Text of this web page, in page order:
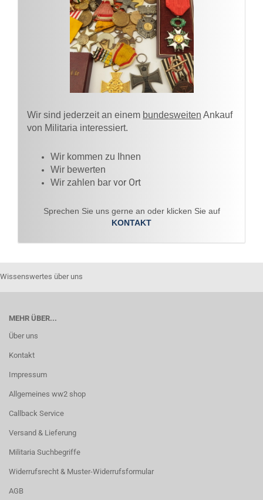
Wir sind jederzeit an einem bundesweiten Ankauf
von Militaria interessiert.
Wir kommen zu Ihnen​
Wir bewerten
Wir zahlen bar vor Ort
Sprechen Sie uns gerne an oder klicken Sie auf
KONTAKT
Wissenswertes über uns
MEHR ÜBER...
Über uns
Kontakt
Impressum
Allgemeines ww2 shop
Callback Service
Versand & Lieferung
Militaria Suchbegriffe
Widerrufsrecht & Muster-Widerrufsformular
AGB